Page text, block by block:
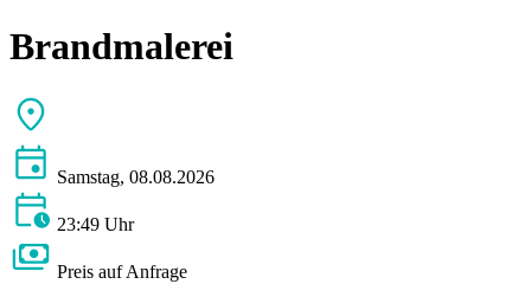
Brandmalerei
Samstag, 08.08.2026
23:49 Uhr
Preis auf Anfrage